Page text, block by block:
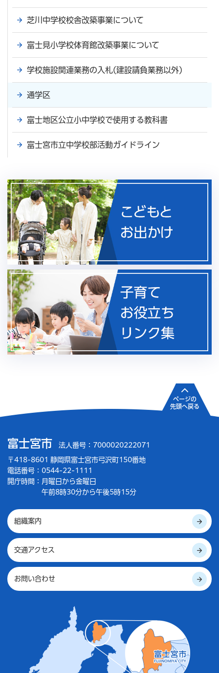
芝川中学校校舎改築事業について
富士見小学校体育館改築事業について
学校施設関連業務の入札(建設請負業務以外)
通学区
富士地区公立小中学校で使用する教科書
富士宮市立中学校部活動ガイドライン
富士宮市 法人番号：7000020222071
〒418-8601 静岡県富士宮市弓沢町150番地
電話番号：0544-22-1111
開庁時間： 月曜日から金曜日
午前8時30分から午後5時15分
組織案内
交通アクセス
お問い合わせ
ページの
先頭へ戻る